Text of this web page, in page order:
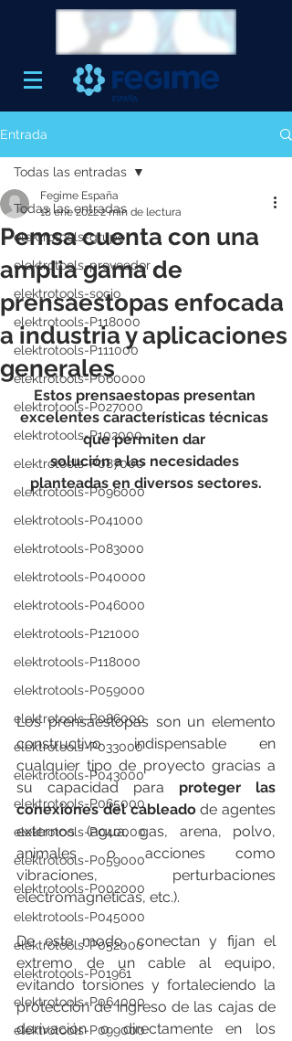
Entrada
Todas las entradas
elektrotools-grupo
elektrotools-proveedor
elektrotools-socio
elektrotools-P118000
elektrotools-P111000
elektrotools-P060000
elektrotools-P027000
elektrotools-P102000
elektrotools-P087000
elektrotools-P096000
elektrotools-P041000
elektrotools-P083000
elektrotools-P040000
elektrotools-P046000
elektrotools-P121000
elektrotools-P118000
elektrotools-P059000
elektrotools-P086000
elektrotools-P033000
elektrotools-P043000
elektrotools-P065000
elektrotools-P040000
elektrotools-P059000
elektrotools-P002000
elektrotools-P045000
elektrotools-P052000
elektrotools-P01961
elektrotools-P064000
elektrotools-P099000
Todas las entradas
Pemsa cuenta con una
amplia gama de
prensaestopas enfocada
a industria y aplicaciones
generales
Fegime España
18 ene 20222 min de lectura
Estos prensaestopas presentan
excelentes características técnicas
que permiten dar
solución a las necesidades
planteadas en diversos sectores.
Los prensaestopas son un elemento
constructivo indispensable en
cualquier tipo de proyecto gracias a
su capacidad para proteger las
conexiones del cableado de agentes
externos (agua, gas, arena, polvo,
animales o acciones como
vibraciones, perturbaciones
electromagnéticas, etc.).
De este modo, conectan y fijan el
extremo de un cable al equipo,
evitando torsiones y fortaleciendo la
protección de ingreso de las cajas de
derivación o directamente en los